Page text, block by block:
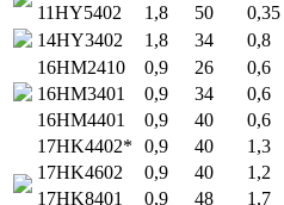
11HY5402
1,8 50 0,35
14HY3402
1,8 34 0,8
16HM2410
0,9 26 0,6
16HM3401
0,9 34 0,6
16HM4401
0,9 40 0,6
17HK4402*
0,9 40 1,3
17HK4602
0,9 40 1,2
17HK8401
0,9 48 1,7